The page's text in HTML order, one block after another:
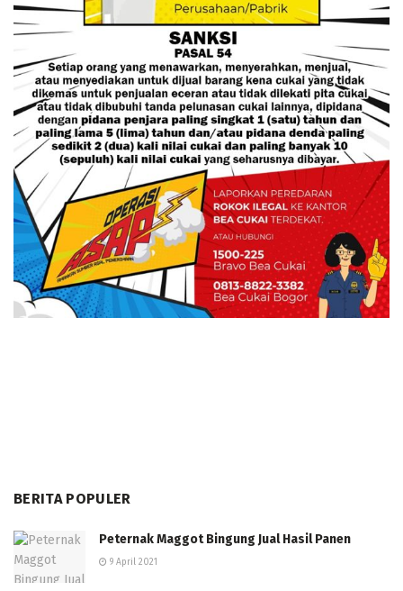
BERITA POPULER
Peternak Maggot Bingung Jual Hasil Panen
9 April 2021